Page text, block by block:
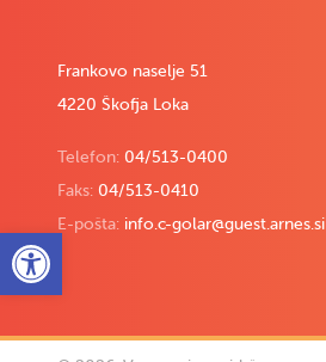
Frankovo naselje 51
4220 Škofja Loka
Telefon: 04/513-0400
Faks: 04/513-0410
E-pošta: info.c-golar@guest.arnes.si
Open toolbar